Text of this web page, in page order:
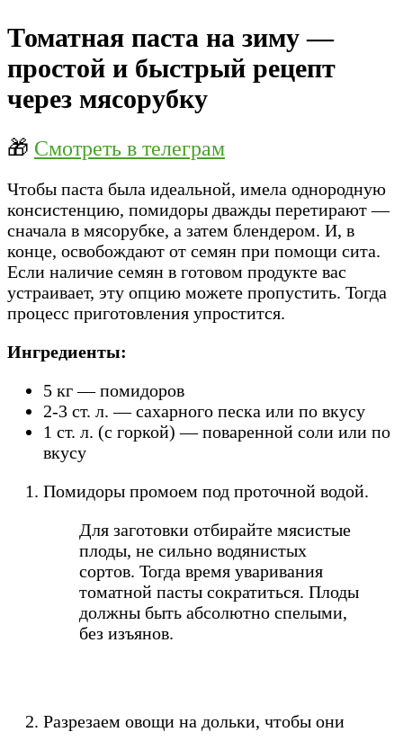
Томатная паста на зиму —
простой и быстрый рецепт
через мясорубку
🎁 Смотреть в телеграм
Чтобы паста была идеальной, имела однородную
консистенцию, помидоры дважды перетирают —
сначала в мясорубке, а затем блендером. И, в
конце, освобождают от семян при помощи сита.
Если наличие семян в готовом продукте вас
устраивает, эту опцию можете пропустить. Тогда
процесс приготовления упростится.
Ингредиенты:
5 кг — помидоров
2-3 ст. л. — сахарного песка или по вкусу
1 ст. л. (с горкой) — поваренной соли или по
вкусу
Помидоры промоем под проточной водой.
Для заготовки отбирайте мясистые
плоды, не сильно водянистых
сортов. Тогда время уваривания
томатной пасты сократиться. Плоды
должны быть абсолютно спелыми,
без изъянов.
Разрезаем овощи на дольки, чтобы они